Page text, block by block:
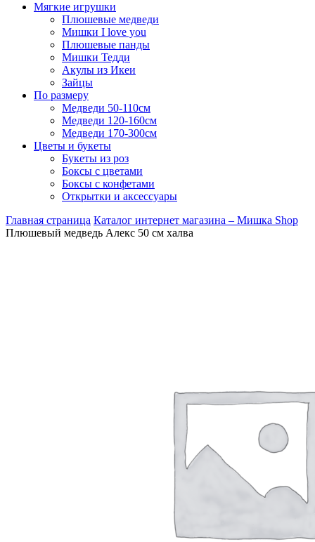
Мягкие игрушки
Плюшевые медведи
Мишки I love you
Плюшевые панды
Мишки Тедди
Акулы из Икеи
Зайцы
По размеру
Медведи 50-110см
Медведи 120-160см
Медведи 170-300см
Цветы и букеты
Букеты из роз
Боксы с цветами
Боксы с конфетами
Открытки и аксессуары
Главная страница Каталог интернет магазина – Мишка Shop
Плюшевый медведь Алекс 50 см халва